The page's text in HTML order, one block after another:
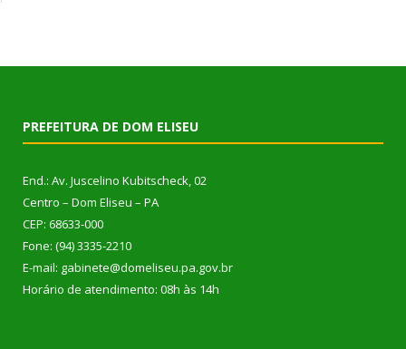
PREFEITURA DE DOM ELISEU
End.: Av. Juscelino Kubitscheck, 02
Centro – Dom Eliseu – PA
CEP: 68633-000
Fone: (94) 3335-2210
E-mail: gabinete@domeliseu.pa.gov.br
Horário de atendimento: 08h às 14h